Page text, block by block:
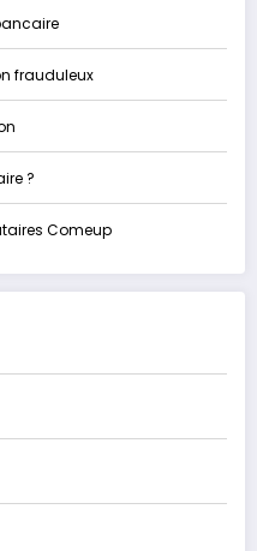
frauduleux
?
Comeup